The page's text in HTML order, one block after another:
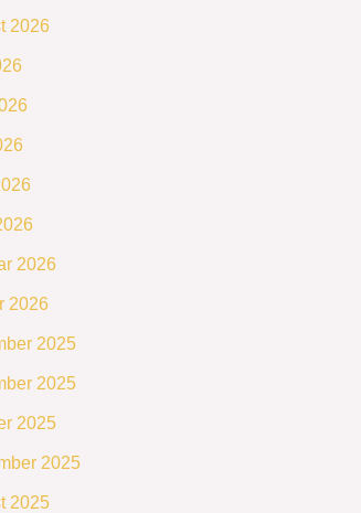
2026
2026
2026
2025
2025
2025
2025
2025